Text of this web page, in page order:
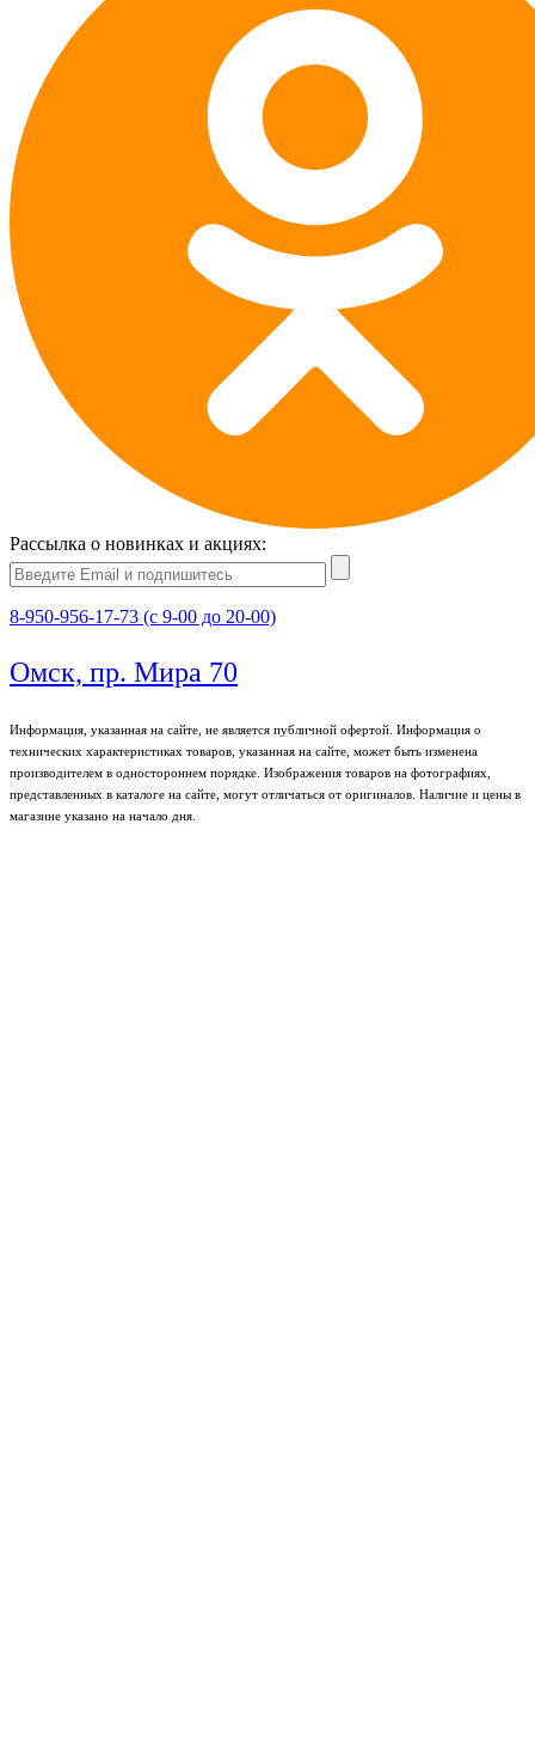
Рассылка о новинках и акциях:
8-950-956-17-73 (с 9-00 до 20-00)
Омск, пр. Мира 70
Информация, указанная на сайте, не является публичной офертой. Информация о
технических характеристиках товаров, указанная на сайте, может быть изменена
производителем в одностороннем порядке. Изображения товаров на фотографиях,
представленных в каталоге на сайте, могут отличаться от оригиналов. Наличие и цены в
магазине указано на начало дня.